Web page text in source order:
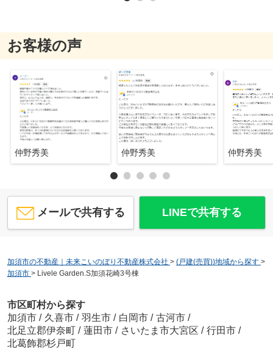
お客様の声
仲野秀美 仲野秀美 仲野秀美
メールで共有する LINEで共有する
加須市の不動産｜未来こいのぼり不動産株式会社 > (戸建(売買))地域から探す >
加須市 > Livele Garden.S加須花崎3号棟
市区町村から探す
加須市 / 久喜市 / 羽生市 / 白岡市 / 古河市 /
北足立郡伊奈町 / 蓮田市 / さいたま市大宮区 / 行田市 /
北葛飾郡杉戸町